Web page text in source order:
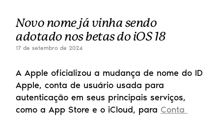
Novo nome já vinha sendo
adotado nos betas do iOS 18
17 de setembro de 2024
A Apple oficializou a mudança de nome do ID
Apple, conta de usuário usada para
autenticação em seus principais serviços,
como a App Store e o iCloud, para Conta